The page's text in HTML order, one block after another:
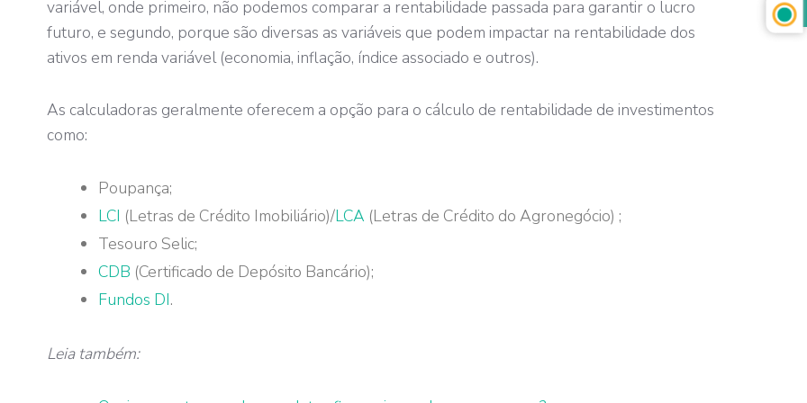
variável, onde primeiro, não podemos comparar a rentabilidade passada para garantir o lucro
futuro, e segundo, porque são diversas as variáveis que podem impactar na rentabilidade dos
ativos em renda variável (economia, inflação, índice associado e outros).
As calculadoras geralmente oferecem a opção para o cálculo de rentabilidade de investimentos
como:
Poupança;
LCI (Letras de Crédito Imobiliário)/LCA (Letras de Crédito do Agronegócio) ;
Tesouro Selic;
CDB (Certificado de Depósito Bancário);
Fundos DI.
Leia também: